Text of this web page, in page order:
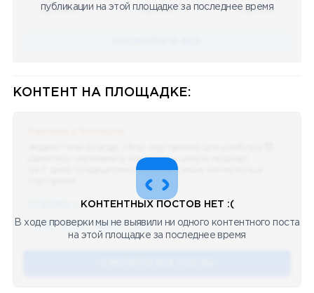
Научный
Научный
Научный
публикации на этой площадке за последнее время
КОНТЕНТ НА ПЛОЩАДКЕ:
Делитесь скринами в комментах целую неделю!
За 7 дней традиционно выберу самые интересные
🔥 75 👍🏻 487 ❤️ 875 🥴 19 12.4k 12:45
КОНТЕНТНЫХ ПОСТОВ НЕТ :(
В ходе проверки мы не выявили ни одного контентного поста
на этой площадке за последнее время